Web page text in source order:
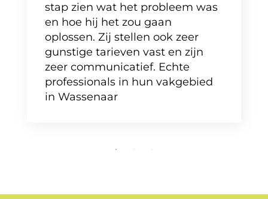
stap zien wat het probleem was
en hoe hij het zou gaan
oplossen. Zij stellen ook zeer
gunstige tarieven vast en zijn
zeer communicatief. Echte
professionals in hun vakgebied
in Wassenaar